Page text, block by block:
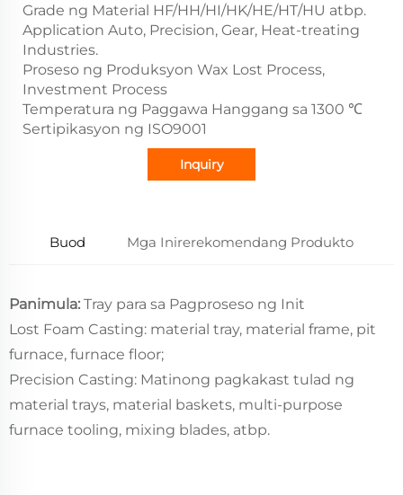
Grade ng Material HF/HH/HI/HK/HE/HT/HU atbp.
Application Auto, Precision, Gear, Heat-treating
Industries.
Proseso ng Produksyon Wax Lost Process,
Investment Process
Temperatura ng Paggawa Hanggang sa 1300 ℃
Sertipikasyon ng ISO9001
Inquiry
Buod Mga Inirerekomendang Produkto
Panimula: Tray para sa Pagproseso ng Init
Lost Foam Casting: material tray, material frame, pit
furnace, furnace floor;
Precision Casting: Matinong pagkakast tulad ng
material trays, material baskets, multi-purpose
furnace tooling, mixing blades, atbp.